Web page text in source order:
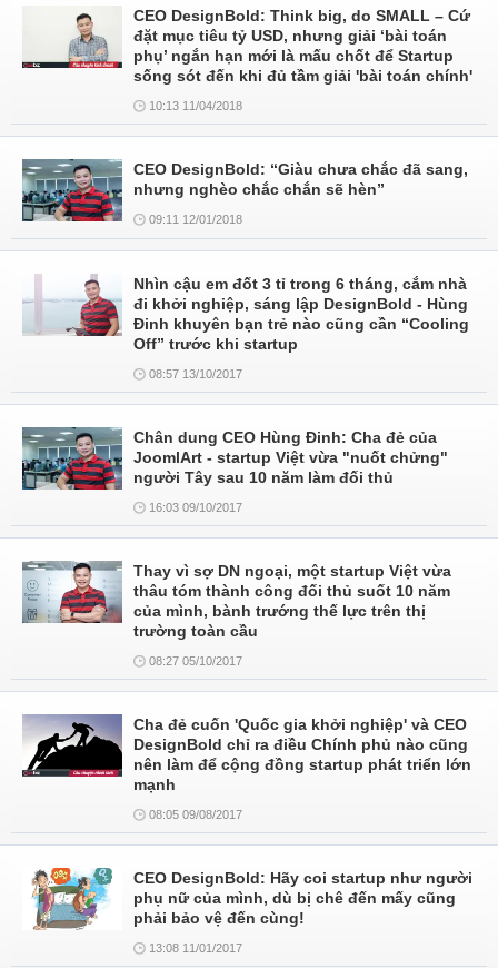
CEO DesignBold: Think big, do SMALL – Cứ
đặt mục tiêu tỷ USD, nhưng giải ‘bài toán
phụ’ ngắn hạn mới là mấu chốt để Startup
sống sót đến khi đủ tầm giải 'bài toán chính'
10:13 11/04/2018
CEO DesignBold: “Giàu chưa chắc đã sang,
nhưng nghèo chắc chắn sẽ hèn”
09:11 12/01/2018
Nhìn cậu em đốt 3 tỉ trong 6 tháng, cắm nhà
đi khởi nghiệp, sáng lập DesignBold - Hùng
Đinh khuyên bạn trẻ nào cũng cần “Cooling
Off” trước khi startup
08:57 13/10/2017
Chân dung CEO Hùng Đinh: Cha đẻ của
JoomlArt - startup Việt vừa "nuốt chửng"
người Tây sau 10 năm làm đối thủ
16:03 09/10/2017
Thay vì sợ DN ngoại, một startup Việt vừa
thâu tóm thành công đối thủ suốt 10 năm
của mình, bành trướng thế lực trên thị
trường toàn cầu
08:27 05/10/2017
Cha đẻ cuốn 'Quốc gia khởi nghiệp' và CEO
DesignBold chỉ ra điều Chính phủ nào cũng
nên làm để cộng đồng startup phát triển lớn
mạnh
08:05 09/08/2017
CEO DesignBold: Hãy coi startup như người
phụ nữ của mình, dù bị chê đến mấy cũng
phải bảo vệ đến cùng!
13:08 11/01/2017